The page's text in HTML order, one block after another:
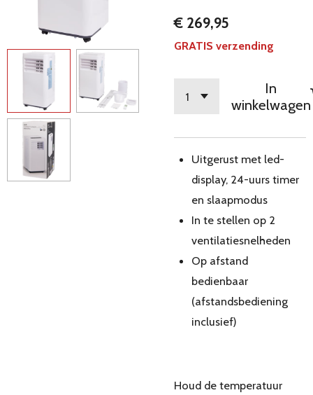
€ 269,95
GRATIS verzending
In
winkelwagen
Uitgerust met led-
display, 24-uurs timer
en slaapmodus
In te stellen op 2
ventilatiesnelheden
Op afstand
bedienbaar
(afstandsbediening
inclusief)
Houd de temperatuur